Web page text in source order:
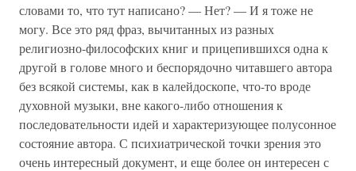
словами то, что тут написано? — Нет? — И я тоже не
могу. Все это ряд фраз, вычитанных из разных
религиозно-философских книг и прицепившихся одна к
другой в голове много и беспорядочно читавшего автора
без всякой системы, как в калейдоскопе, что-то вроде
духовной музыки, вне какого-либо отношения к
последовательности идей и характеризующее полусонное
состояние автора. С психиатрической точки зрения это
очень интересный документ, и еще более он интересен с